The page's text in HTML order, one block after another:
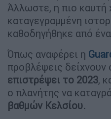
Άλλωστε, η πιο καυτή
καταγεγραμμένη
καθοδηγήθηκε από
Όπως αναφέρει η
προβλέψεις δείχνουν
επιστρέψει το 2023,
ο πλανήτης να
βαθμών Κελσίου.